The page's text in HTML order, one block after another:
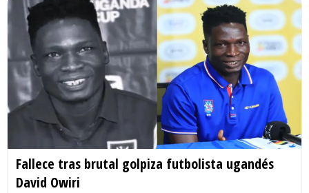
Fallece tras brutal golpiza futbolista ugandés
David Owiri